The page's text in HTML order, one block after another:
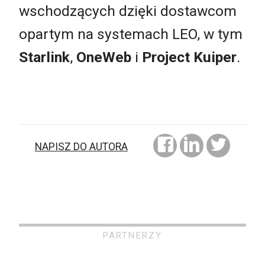
wschodzących dzięki dostawcom
opartym na systemach LEO, w tym
Starlink, OneWeb i Project Kuiper.
NAPISZ DO AUTORA
PARTNERZY